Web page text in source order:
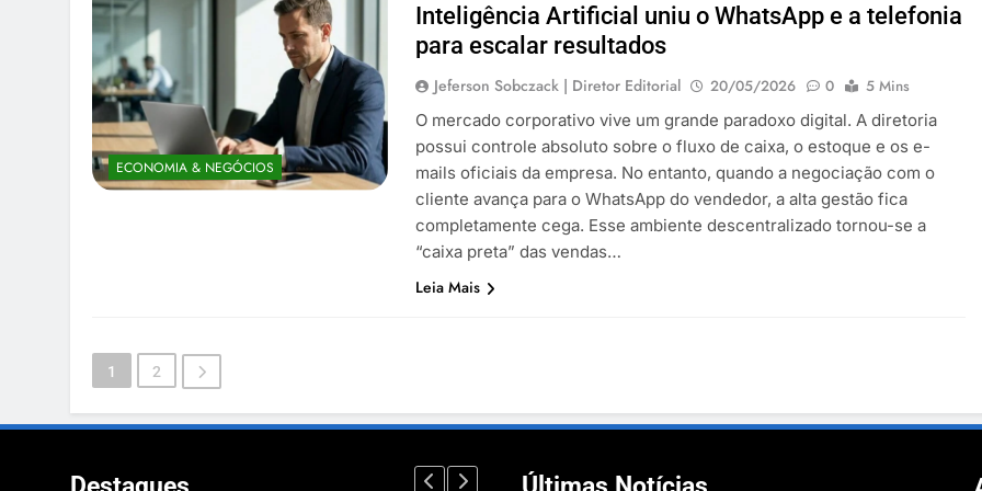
ECONOMIA & NEGÓCIOS
Inteligência Artificial uniu o WhatsApp e a telefonia
para escalar resultados
Jeferson Sobczack | Diretor Editorial 20/05/2026 0
5 Mins
O mercado corporativo vive um grande paradoxo digital. A diretoria
possui controle absoluto sobre o fluxo de caixa, o estoque e os e-
mails oficiais da empresa. No entanto, quando a negociação com o
cliente avança para o WhatsApp do vendedor, a alta gestão fica
completamente cega. Esse ambiente descentralizado tornou-se a
“caixa preta” das vendas…
Leia Mais
1 2